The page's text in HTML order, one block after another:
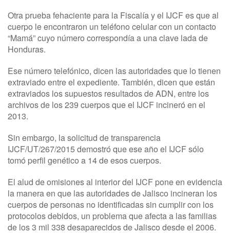
Otra prueba fehaciente para la Fiscalía y el IJCF es que al
cuerpo le encontraron un teléfono celular con un contacto
“Mamá” cuyo número correspondía a una clave lada de
Honduras.
Ese número telefónico, dicen las autoridades que lo tienen
extraviado entre el expediente. También, dicen que están
extraviados los supuestos resultados de ADN, entre los
archivos de los 239 cuerpos que el IJCF incineró en el
2013.
Sin embargo, la solicitud de transparencia
IJCF/UT/267/2015 demostró que ese año el IJCF sólo
tomó perfil genético a 14 de esos cuerpos.
El alud de omisiones al interior del IJCF pone en evidencia
la manera en que las autoridades de Jalisco incineran los
cuerpos de personas no identificadas sin cumplir con los
protocolos debidos, un problema que afecta a las familias
de los 3 mil 338 desaparecidos de Jalisco desde el 2006.